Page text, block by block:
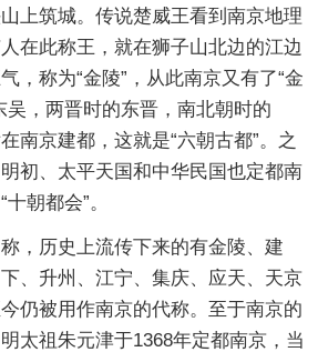
上筑城。传说楚威王看到南京地理
在此称王，就在狮子山北边的江边
，称为“金陵”，从此南京又有了“金
吴，两晋时的东晋，南北朝时的
南京建都，这就是“六朝古都”。之
初、太平天国和中华民国也定都南
朝都会”。
，历史上流传下来的有金陵、建
、升州、江宁、集庆、应天、天京
仍被用作南京的代称。至于南京的
太祖朱元津于1368年定都南京，当